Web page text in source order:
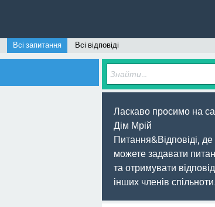
Всі запитання Всі відповіді
Ласкаво просимо на
Дім Мрій
Питання&Відповіді, де
можете задавати
та отримувати
інших членів спільноти.